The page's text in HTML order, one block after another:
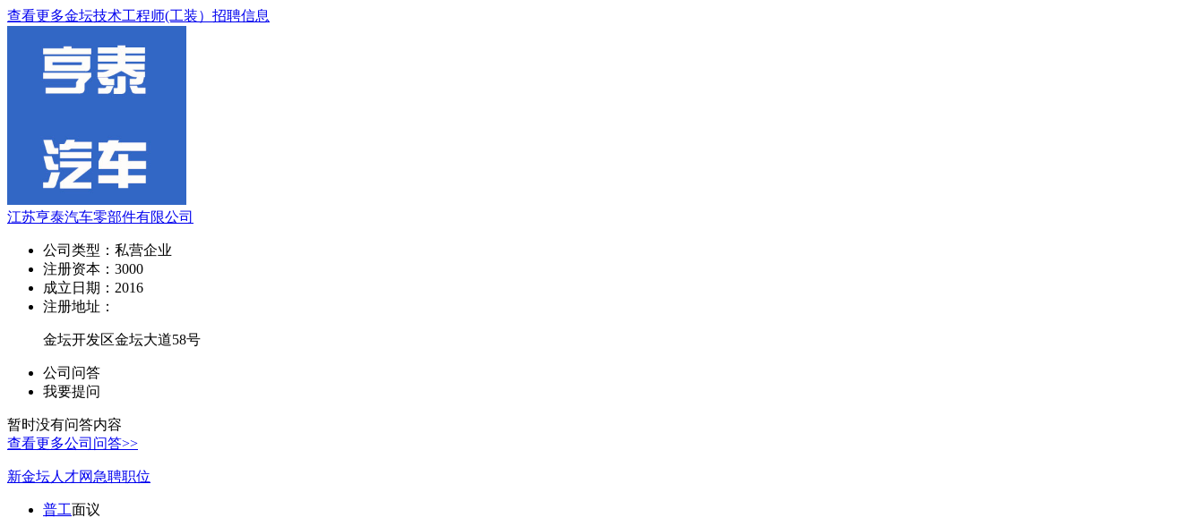
查看更多金坛技术工程师(工装）招聘信息
江苏亨泰汽车零部件有限公司
公司类型： 私营企业
注册资本： 3000
成立日期： 2016
注册地址：
金坛开发区金坛大道58号
公司问答
我要提问
暂时没有问答内容
查看更多公司问答>>
新金坛人才网急聘职位
普工面议